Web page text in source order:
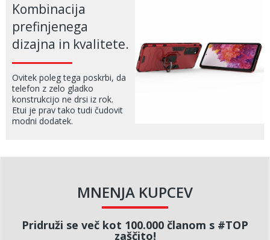
Kombinacija
prefinjenega
dizajna in kvalitete.
Ovitek poleg tega poskrbi, da
telefon z zelo gladko
konstrukcijo ne drsi iz rok.
Etui je prav tako tudi čudovit
modni dodatek.
MNENJA KUPCEV
Pridruži se več kot 100.000 članom s #TOP
zaščito!